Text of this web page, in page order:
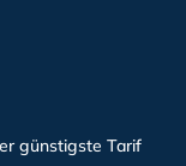
günstigste Tarif